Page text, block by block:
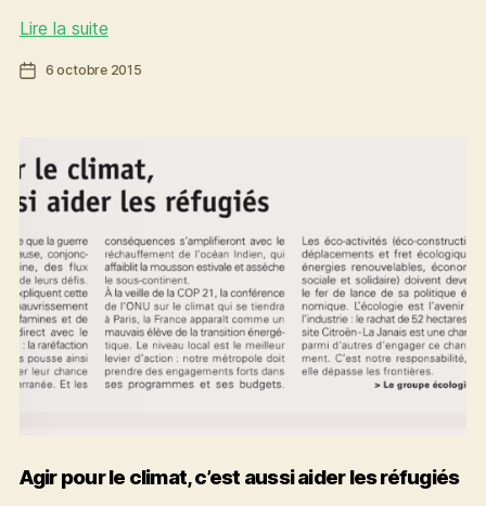
Lire la suiteQualité
l’air
a
des
solutions
Date6 octobre 2015
Agir pour le climat, c’est aussi aider les réfugiés